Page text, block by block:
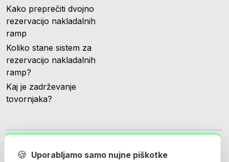
Kako preprečiti dvojno
rezervacijo nakladalnih
ramp
Koliko stane sistem za
rezervacijo nakladalnih
ramp?
Kaj je zadrževanje
tovornjaka?
🍪 Uporabljamo samo nujne piškotke